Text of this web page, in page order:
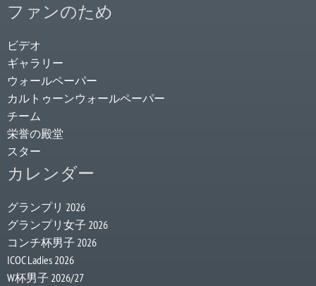
ファンのため
ビデオ
ギャラリー
ウォールペーパー
カルトゥーンウォールペーパー
チーム
栄誉の殿堂
スター
カレンダー
グランプリ 2026
グランプリ女子 2026
コンチ杯男子 2026
ICOC Ladies 2026
W杯男子 2026/27